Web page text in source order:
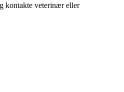
kontakte veterinær eller